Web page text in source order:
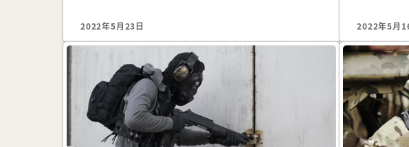
2022年5月23日 2022年5月